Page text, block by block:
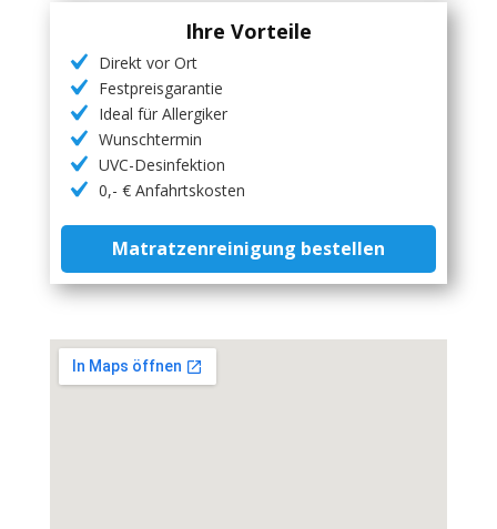
Ihre Vorteile
Direkt vor Ort
Festpreisgarantie
Ideal für Allergiker
Wunschtermin
UVC-Desinfektion
0,- € Anfahrtskosten
Matratzenreinigung bestellen